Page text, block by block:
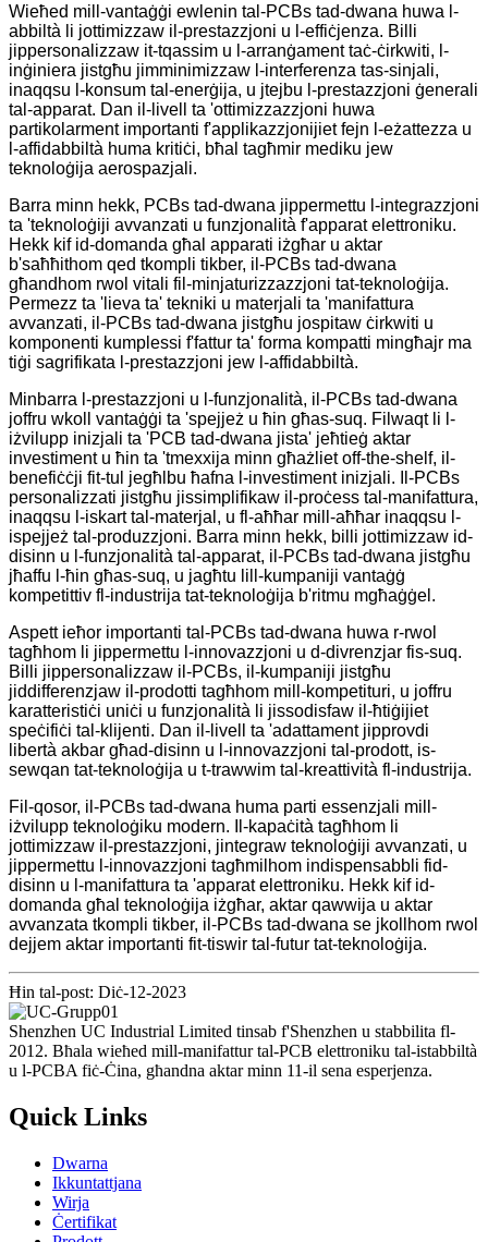
Wieħed mill-vantaġġi ewlenin tal-PCBs tad-dwana huwa l-
abbiltà li jottimizzaw il-prestazzjoni u l-effiċjenza. Billi
jippersonalizzaw it-tqassim u l-arranġament taċ-ċirkwiti, l-
inġiniera jistgħu jimminimizzaw l-interferenza tas-sinjali,
inaqqsu l-konsum tal-enerġija, u jtejbu l-prestazzjoni ġenerali
tal-apparat. Dan il-livell ta 'ottimizzazzjoni huwa
partikolarment importanti f'applikazzjonijiet fejn l-eżattezza u
l-affidabbiltà huma kritiċi, bħal tagħmir mediku jew
teknoloġija aerospazjali.
Barra minn hekk, PCBs tad-dwana jippermettu l-integrazzjoni
ta 'teknoloġiji avvanzati u funzjonalità f'apparat elettroniku.
Hekk kif id-domanda għal apparati iżgħar u aktar
b'saħħithom qed tkompli tikber, il-PCBs tad-dwana
għandhom rwol vitali fil-minjaturizzazzjoni tat-teknoloġija.
Permezz ta 'lieva ta' tekniki u materjali ta 'manifattura
avvanzati, il-PCBs tad-dwana jistgħu jospitaw ċirkwiti u
komponenti kumplessi f'fattur ta' forma kompatti mingħajr ma
tiġi sagrifikata l-prestazzjoni jew l-affidabbiltà.
Minbarra l-prestazzjoni u l-funzjonalità, il-PCBs tad-dwana
joffru wkoll vantaġġi ta 'spejjeż u ħin għas-suq. Filwaqt li l-
iżvilupp inizjali ta 'PCB tad-dwana jista' jeħtieġ aktar
investiment u ħin ta 'tmexxija minn għażliet off-the-shelf, il-
benefiċċji fit-tul jegħlbu ħafna l-investiment inizjali. Il-PCBs
personalizzati jistgħu jissimplifikaw il-proċess tal-manifattura,
inaqqsu l-iskart tal-materjal, u fl-aħħar mill-aħħar inaqqsu l-
ispejjeż tal-produzzjoni. Barra minn hekk, billi jottimizzaw id-
disinn u l-funzjonalità tal-apparat, il-PCBs tad-dwana jistgħu
jħaffu l-ħin għas-suq, u jagħtu lill-kumpaniji vantaġġ
kompetittiv fl-industrija tat-teknoloġija b'ritmu mgħaġġel.
Aspett ieħor importanti tal-PCBs tad-dwana huwa r-rwol
tagħhom li jippermettu l-innovazzjoni u d-divrenzjar fis-suq.
Billi jippersonalizzaw il-PCBs, il-kumpaniji jistgħu
jiddifferenzjaw il-prodotti tagħhom mill-kompetituri, u joffru
karatteristiċi uniċi u funzjonalità li jissodisfaw il-ħtiġijiet
speċifiċi tal-klijenti. Dan il-livell ta 'adattament jipprovdi
libertà akbar għad-disinn u l-innovazzjoni tal-prodott, is-
sewqan tat-teknoloġija u t-trawwim tal-kreattività fl-industrija.
Fil-qosor, il-PCBs tad-dwana huma parti essenzjali mill-
iżvilupp teknoloġiku modern. Il-kapaċità tagħhom li
jottimizzaw il-prestazzjoni, jintegraw teknoloġiji avvanzati, u
jippermettu l-innovazzjoni tagħmilhom indispensabbli fid-
disinn u l-manifattura ta 'apparat elettroniku. Hekk kif id-
domanda għal teknoloġija iżgħar, aktar qawwija u aktar
avvanzata tkompli tikber, il-PCBs tad-dwana se jkollhom rwol
dejjem aktar importanti fit-tiswir tal-futur tat-teknoloġija.
Ħin tal-post: Diċ-12-2023
Shenzhen UC Industrial Limited tinsab f'Shenzhen u stabbilita fl-
2012. Bħala wieħed mill-manifattur tal-PCB elettroniku tal-istabbiltà
u l-PCBA fiċ-Ċina, għandna aktar minn 11-il sena esperjenza.
Quick Links
Dwarna
Ikkuntattjana
Wirja
Ċertifikat